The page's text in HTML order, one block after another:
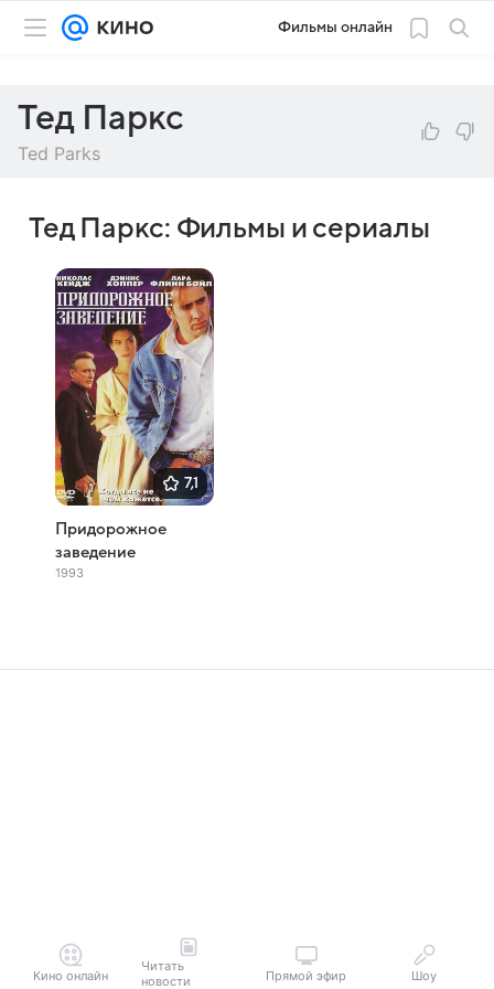
Фильмы онлайн
Тед Паркс
Ted Parks
Тед Паркс: Фильмы и сериалы
7,1
Придорожное
заведение
1993
Кино онлайн
Читать
новости
Прямой эфир Шоу